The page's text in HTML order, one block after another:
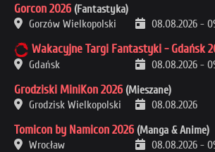
Gorcon 2026 (Fantastyka)
Gorzów Wielkopolski
08.08.2026 -
Wakacyjne Targi Fantastyki - Gdańsk
Gdańsk
08.08.2026 -
Grodziski MiniKon 2026 (Mieszane)
Grodzisk Wielkopolski
08.08.2026
Tomicon by Namicon 2026 (Manga & Anime)
Wrocław
08.08.2026 -